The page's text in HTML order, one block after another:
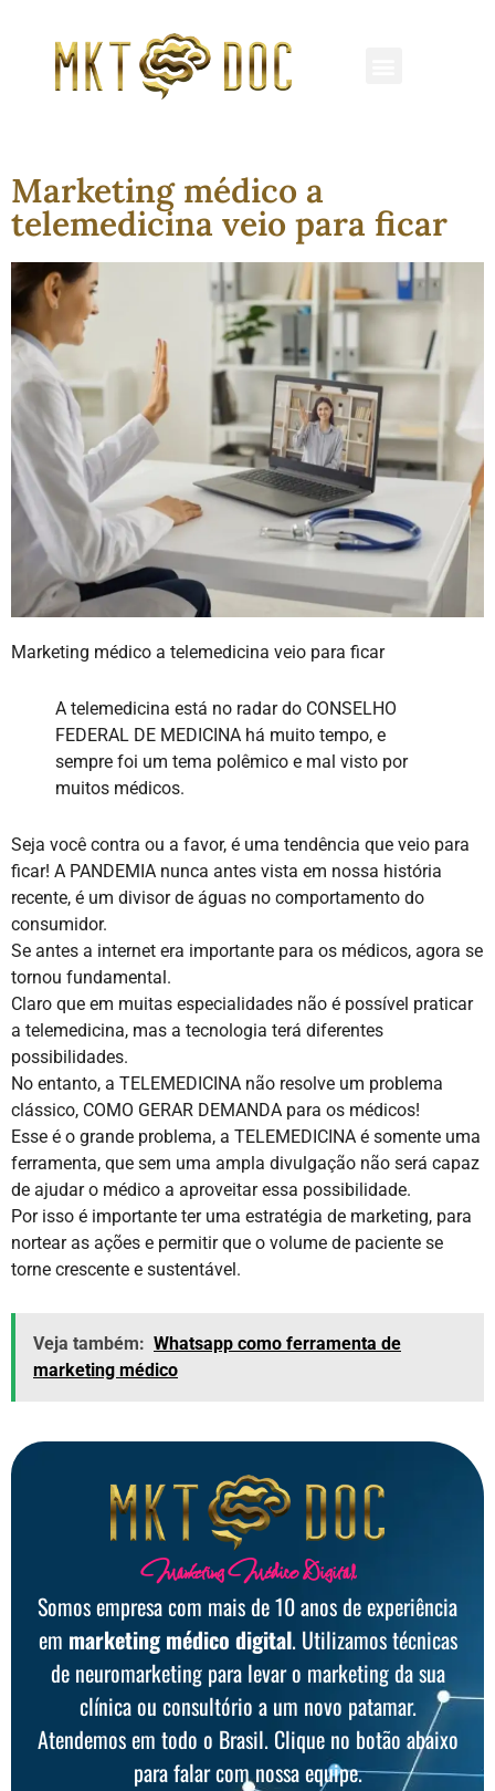
Marketing médico a
telemedicina veio para ficar
Marketing médico a telemedicina veio para ficar
A telemedicina está no radar do CONSELHO
FEDERAL DE MEDICINA há muito tempo, e
sempre foi um tema polêmico e mal visto por
muitos médicos.
Seja você contra ou a favor, é uma tendência que veio para
ficar! A PANDEMIA nunca antes vista em nossa história
recente, é um divisor de águas no comportamento do
consumidor.
Se antes a internet era importante para os médicos, agora se
tornou fundamental.
Claro que em muitas especialidades não é possível praticar
a telemedicina, mas a tecnologia terá diferentes
possibilidades.
No entanto, a TELEMEDICINA não resolve um problema
clássico, COMO GERAR DEMANDA para os médicos!
Esse é o grande problema, a TELEMEDICINA é somente uma
ferramenta, que sem uma ampla divulgação não será capaz
de ajudar o médico a aproveitar essa possibilidade.
Por isso é importante ter uma estratégia de marketing, para
nortear as ações e permitir que o volume de paciente se
torne crescente e sustentável.
Veja também: Whatsapp como ferramenta de
marketing médico
Marketing Médico Digital
Somos empresa com mais de 10 anos de experiência
em marketing médico digital. Utilizamos técnicas
de neuromarketing para levar o marketing da sua
clínica ou consultório a um novo patamar.
Atendemos em todo o Brasil. Clique no botão abaixo
para falar com nossa equipe.